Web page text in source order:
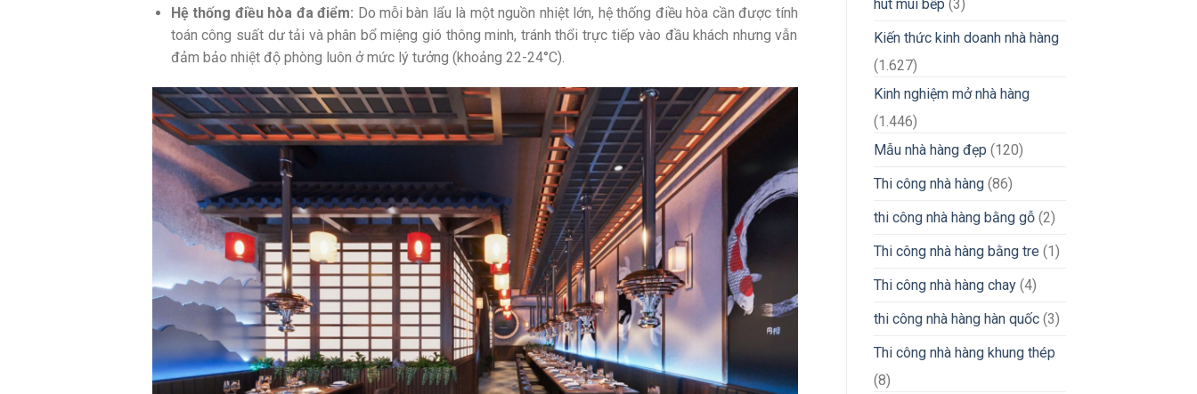
Hệ thống điều hòa đa điểm: Do mỗi bàn lẩu là một nguồn nhiệt lớn, hệ thống điều hòa cần được tính
toán công suất dư tải và phân bổ miệng gió thông minh, tránh thổi trực tiếp vào đầu khách nhưng vẫn
đảm bảo nhiệt độ phòng luôn ở mức lý tưởng (khoảng 22-24°C).
hút mùi bếp (3)
Kiến thức kinh doanh nhà hàng
(1.627)
Kinh nghiệm mở nhà hàng
(1.446)
Mẫu nhà hàng đẹp (120)
Thi công nhà hàng(86)
thi công nhà hàng bằng gỗ(2)
Thi công nhà hàng bằng tre (1)
Thi công nhà hàng chay(4)
thi công nhà hàng hàn quốc(3)
Thi công nhà hàng khung thép
(8)